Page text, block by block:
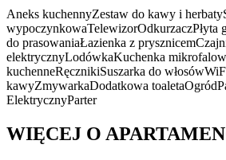
Aneks kuchennyZestaw do kawy i herbaty
wypoczynkowaTelewizorOdkurzaczPłyta
do prasowaniaŁazienka z prysznicem
elektrycznyLodówkaKuchenka
kuchenneRęcznikiSuszarka do włosów
kawyZmywarkaDodatkowa toaletaOgród
ElektrycznyParter
WIĘCEJ O